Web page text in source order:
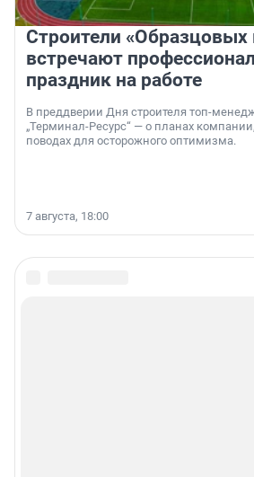
Строители «Образцовых
встречают
праздник на работе
В преддверии Дня строителя топ-
„Терминал-Ресурс“ — о планах
поводах для осторожного оптимизма.
7 августа, 18:00